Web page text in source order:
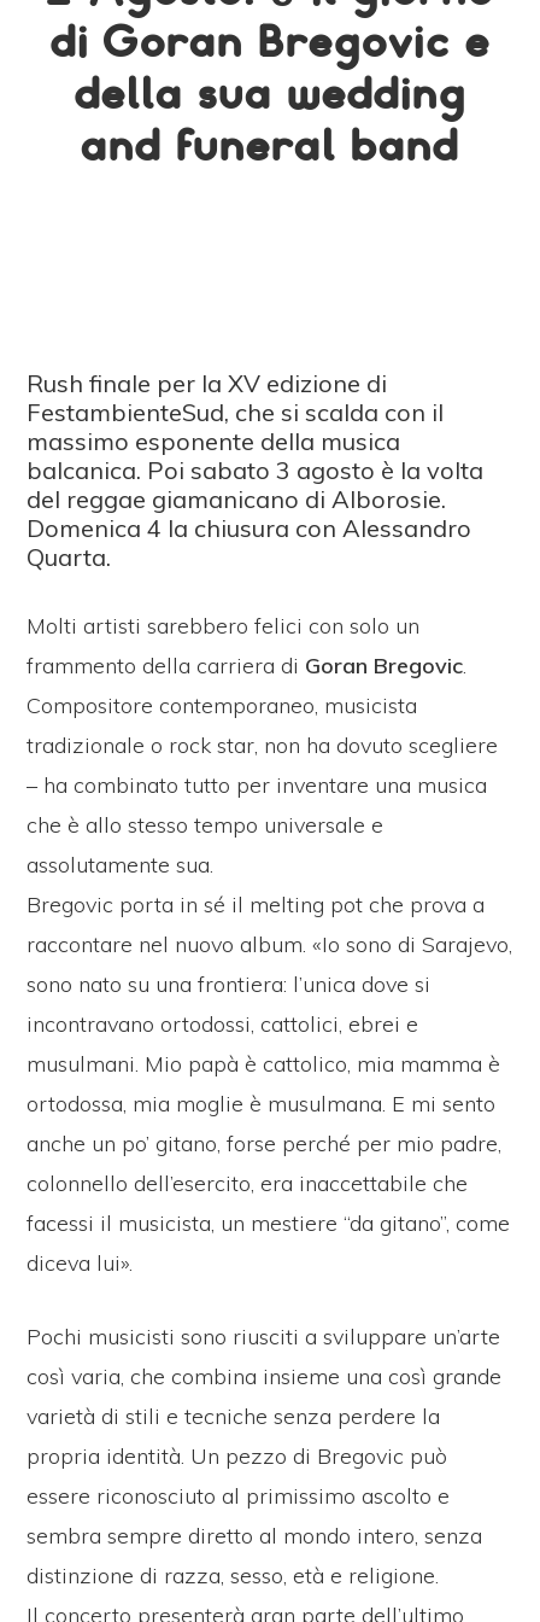
di Goran Bregovic e
della sua wedding
and funeral band
Rush finale per la XV edizione di
FestambienteSud, che si scalda con il
massimo esponente della musica
balcanica. Poi sabato 3 agosto è la volta
del reggae giamanicano di Alborosie.
Domenica 4 la chiusura con Alessandro
Quarta.
Molti artisti sarebbero felici con solo un
frammento della carriera di Goran Bregovic.
Compositore contemporaneo, musicista
tradizionale o rock star, non ha dovuto scegliere
– ha combinato tutto per inventare una musica
che è allo stesso tempo universale e
assolutamente sua.
Bregovic porta in sé il melting pot che prova a
raccontare nel nuovo album. «Io sono di Sarajevo,
sono nato su una frontiera: l’unica dove si
incontravano ortodossi, cattolici, ebrei e
musulmani. Mio papà è cattolico, mia mamma è
ortodossa, mia moglie è musulmana. E mi sento
anche un po’ gitano, forse perché per mio padre,
colonnello dell’esercito, era inaccettabile che
facessi il musicista, un mestiere “da gitano”, come
diceva lui».
Pochi musicisti sono riusciti a sviluppare un’arte
così varia, che combina insieme una così grande
varietà di stili e tecniche senza perdere la
propria identità. Un pezzo di Bregovic può
essere riconosciuto al primissimo ascolto e
sembra sempre diretto al mondo intero, senza
distinzione di razza, sesso, età e religione.
Il concerto presenterà gran parte dell’ultimo